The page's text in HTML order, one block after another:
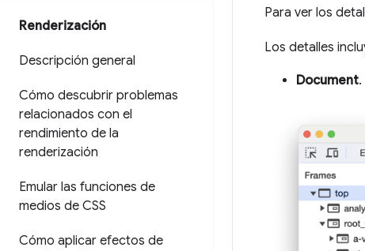
Renderización
Descripción general
Cómo descubrir problemas
relacionados con el
rendimiento de la
renderización
Emular las funciones de
medios de CSS
Cómo aplicar efectos de
Para ver los
Los detalles
Document